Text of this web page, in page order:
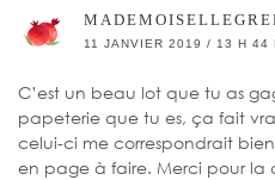
11 JANVIER 2019 / 13 H 44
C’est un beau lot que tu as
papeterie que tu es, ça fait
celui-ci me correspondrait
en page à faire. Merci pour la